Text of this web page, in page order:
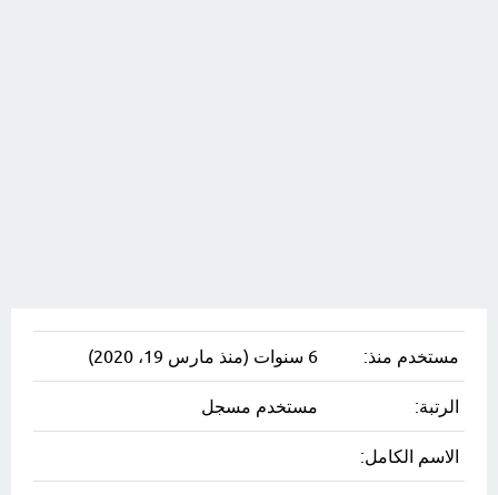
مستخدم منذ: 6 سنوات (منذ مارس 19، 2020)
الرتبة: مستخدم مسجل
الاسم الكامل: